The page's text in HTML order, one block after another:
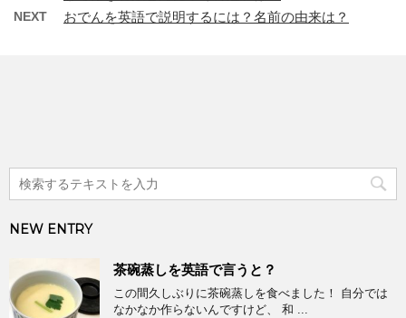
NEXT おでんを英語で説明するには？名前の由来は？
NEW ENTRY
茶碗蒸しを英語で言うと？
この間久しぶりに茶碗蒸しを食べました！ 自分では
なかなか作らないんですけど、 和 ...